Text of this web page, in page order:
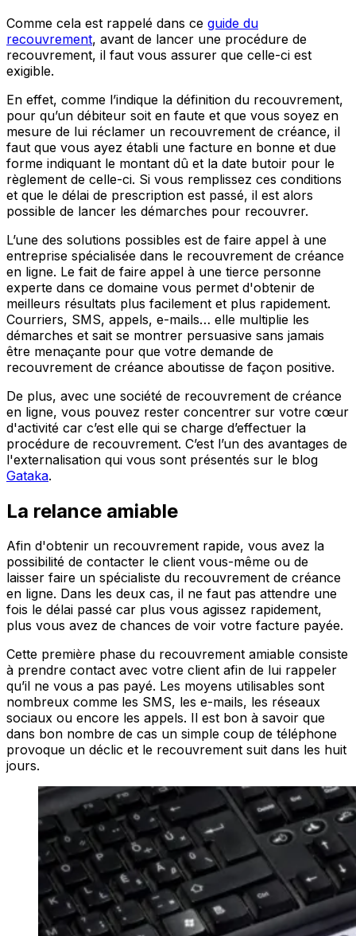
Comme cela est rappelé dans ce guide du
recouvrement, avant de lancer une procédure de
recouvrement, il faut vous assurer que celle-ci est
exigible.
En effet, comme l’indique la définition du recouvrement,
pour qu’un débiteur soit en faute et que vous soyez en
mesure de lui réclamer un recouvrement de créance, il
faut que vous ayez établi une facture en bonne et due
forme indiquant le montant dû et la date butoir pour le
règlement de celle-ci. Si vous remplissez ces conditions
et que le délai de prescription est passé, il est alors
possible de lancer les démarches pour recouvrer.
L’une des solutions possibles est de faire appel à une
entreprise spécialisée dans le recouvrement de créance
en ligne. Le fait de faire appel à une tierce personne
experte dans ce domaine vous permet d'obtenir de
meilleurs résultats plus facilement et plus rapidement.
Courriers, SMS, appels, e-mails… elle multiplie les
démarches et sait se montrer persuasive sans jamais
être menaçante pour que votre demande de
recouvrement de créance aboutisse de façon positive.
De plus, avec une société de recouvrement de créance
en ligne, vous pouvez rester concentrer sur votre cœur
d'activité car c’est elle qui se charge d’effectuer la
procédure de recouvrement. C’est l’un des avantages de
l'externalisation qui vous sont présentés sur le blog
Gataka.
La relance amiable
Afin d'obtenir un recouvrement rapide, vous avez la
possibilité de contacter le client vous-même ou de
laisser faire un spécialiste du recouvrement de créance
en ligne. Dans les deux cas, il ne faut pas attendre une
fois le délai passé car plus vous agissez rapidement,
plus vous avez de chances de voir votre facture payée.
Cette première phase du recouvrement amiable consiste
à prendre contact avec votre client afin de lui rappeler
qu’il ne vous a pas payé. Les moyens utilisables sont
nombreux comme les SMS, les e-mails, les réseaux
sociaux ou encore les appels. Il est bon à savoir que
dans bon nombre de cas un simple coup de téléphone
provoque un déclic et le recouvrement suit dans les huit
jours.